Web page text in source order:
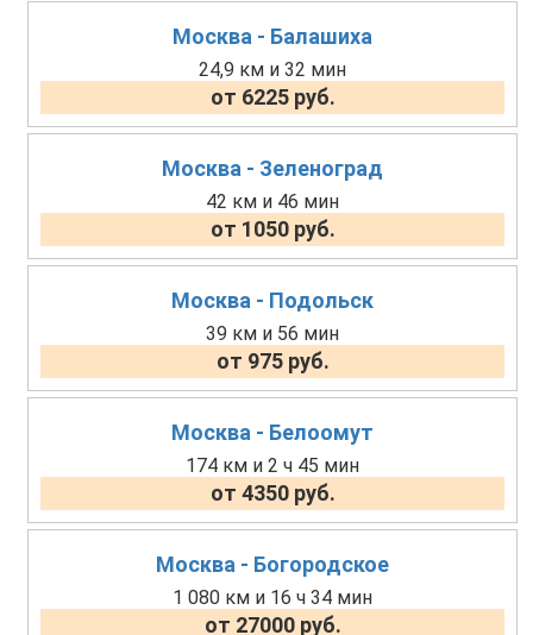
Москва - Балашиха
24,9 км и 32 мин
от 6225 руб.
Москва - Зеленоград
42 км и 46 мин
от 1050 руб.
Москва - Подольск
39 км и 56 мин
от 975 руб.
Москва - Белоомут
174 км и 2 ч 45 мин
от 4350 руб.
Москва - Богородское
1 080 км и 16 ч 34 мин
от 27000 руб.